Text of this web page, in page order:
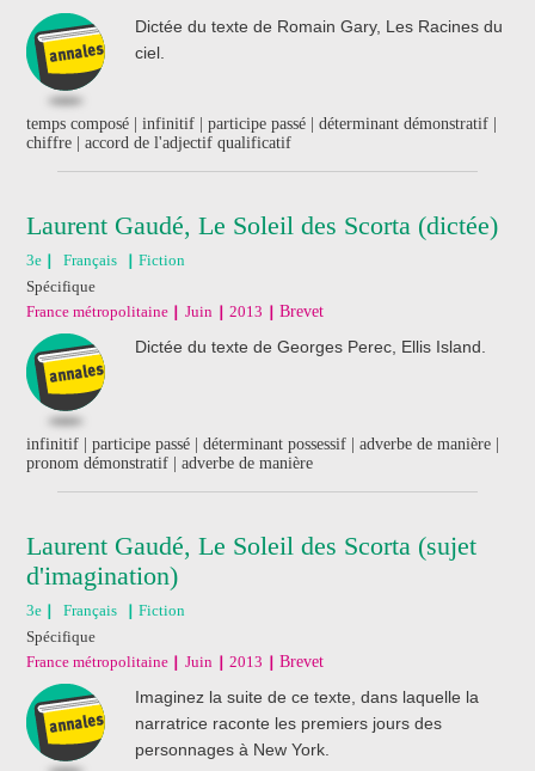
Dictée du texte de Romain Gary, Les Racines du
ciel.
temps composé | infinitif | participe passé | déterminant démonstratif |
chiffre | accord de l'adjectif qualificatif
Laurent Gaudé, Le Soleil des Scorta (dictée)
3e Français
Fiction
Spécifique
France métropolitaine
Juin 2013 Brevet
Dictée du texte de Georges Perec, Ellis Island.
infinitif | participe passé | déterminant possessif | adverbe de manière |
pronom démonstratif | adverbe de manière
Laurent Gaudé, Le Soleil des Scorta (sujet
d'imagination)
3e Français
Fiction
Spécifique
France métropolitaine
Juin 2013 Brevet
Imaginez la suite de ce texte, dans laquelle la
narratrice raconte les premiers jours des
personnages à New York.